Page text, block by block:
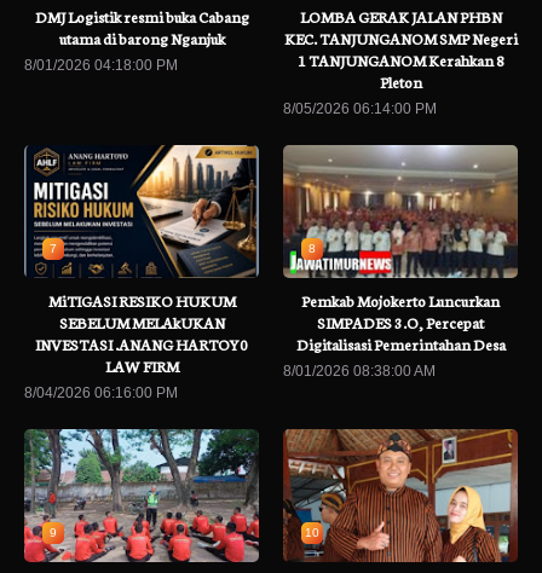
DMJ Logistik resmi buka Cabang
utama di barong Nganjuk
8/01/2026 04:18:00 PM
LOMBA GERAK JALAN PHBN
KEC. TANJUNGANOM SMP Negeri
1 TANJUNGANOM Kerahkan 8
Pleton
8/05/2026 06:14:00 PM
7
MiTIGASI RESIKO HUKUM
SEBELUM MELAkUKAN
INVESTASI .ANANG HARTOY0
LAW FIRM
8/04/2026 06:16:00 PM
8
Pemkab Mojokerto Luncurkan
SIMPADES 3.O, Percepat
Digitalisasi Pemerintahan Desa
8/01/2026 08:38:00 AM
9 10